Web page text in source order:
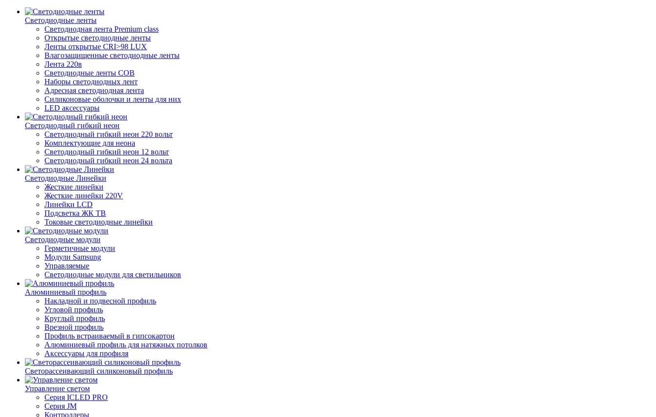
Светодиодные ленты
Светодиодная лента Premium class
Открытые светодиодные ленты
Ленты открытые CRI>98 LUX
Влагозащищенные светодиодные ленты
Лента 220в
Светодиодные ленты COB
Наборы светодиодных лент
Адресная светодиодная лента
Силиконовые оболочки и ленты для них
LED аксессуары
Светодиодный гибкий неон
Светодиодный гибкий неон 220 вольт
Комплектующие для неона
Светодиодный гибкий неон 12 вольт
Светодиодный гибкий неон 24 вольта
Светодиодные Линейки
Жесткие линейки
Жесткие линейки 220V
Линейки LCD
Подсветка ЖК ТВ
Токовые светодиодные линейки
Светодиодные модули
Герметичные модули
Модули Samsung
Управляемые
Светодиодные модули для светильников
Алюминиевый профиль
Накладной и подвесной профиль
Угловой профиль
Круглый профиль
Врезной профиль
Профиль встраиваемый в гипсокартон
Алюминиевый профиль для натяжных потолков
Аксессуары для профиля
Светорассеивающий силиконовый профиль
Управление светом
Серия ICLED PRO
Серия JM
Контроллеры